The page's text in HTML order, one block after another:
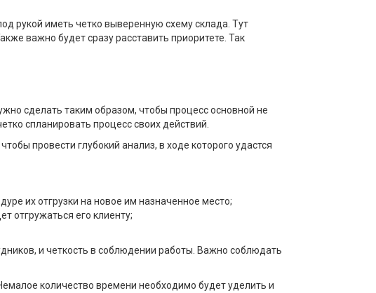
рукой иметь четко выверенную схему склада. Тут
важно будет сразу расставить приоритете. Так
сделать таким образом, чтобы процесс основной не
спланировать процесс своих действий.
провести глубокий анализ, в ходе которого удастся
их отгрузки на новое им назначенное место;
отгружаться его клиенту;
и четкость в соблюдении работы. Важно соблюдать
количество времени необходимо будет уделить и